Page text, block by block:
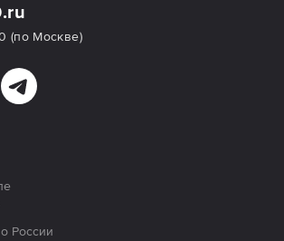
(по Москве)
России